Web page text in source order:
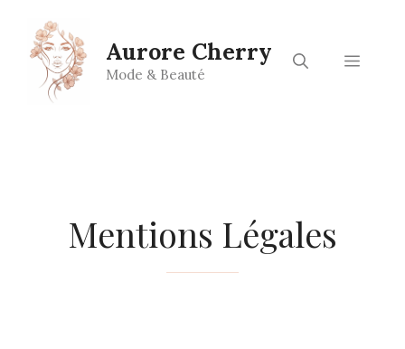
contenu
Aurore Cherry
Mode & Beauté
Menu
Mentions Légales